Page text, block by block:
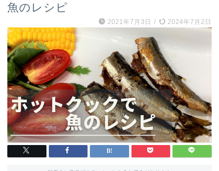
魚のレシピ
2021年7月3日 / 2024年7月2日